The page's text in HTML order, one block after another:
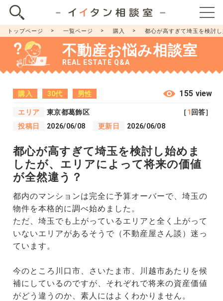
トップページ 一覧ページ 購入 都心が高すぎて埼玉を検討
不動産お悩み相談室
REAL ESTATE Q&A
購入 30代 男性
エリア
東京都葛飾区
投稿日
2026/06/08 更新日 2026/06/08
［1 回答］
155 view
都心が高すぎて埼玉を検討し始めま
したが、エリアによって将来の価値
が全然違う？
都内のマンションは完全に予算オーバーで、埼玉の
物件を本格的に調べ始めました。
ただ、埼玉でも上がっているエリアと全く上がって
いないエリアがあるそうで（不動産屋さん談）迷っ
ています。
今のところ川口市、さいたま市、川越市あたりを候
補にしているのですが、それぞれで将来の資産価値
がどう違うのか、素人にはよくわかりません。